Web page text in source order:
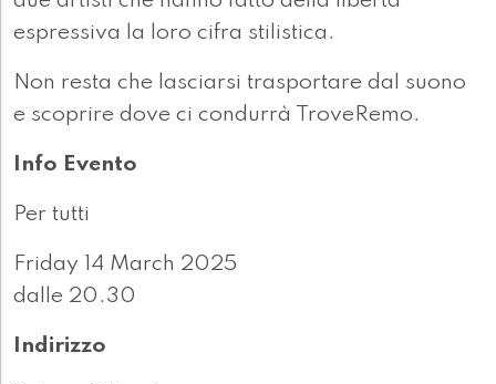
espressiva la loro cifra stilistica.
Non resta che lasciarsi trasportare dal suono
e scoprire dove ci condurrà TroveRemo.
Info Evento
Per tutti
Friday 14 March 2025
dalle 20.30
Indirizzo